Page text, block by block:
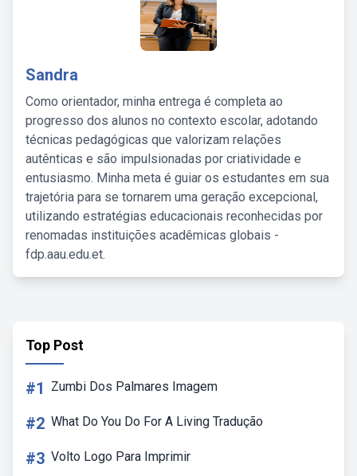
Sandra
Como orientador, minha entrega é completa ao
progresso dos alunos no contexto escolar, adotando
técnicas pedagógicas que valorizam relações
autênticas e são impulsionadas por criatividade e
entusiasmo. Minha meta é guiar os estudantes em sua
trajetória para se tornarem uma geração excepcional,
utilizando estratégias educacionais reconhecidas por
renomadas instituições acadêmicas globais -
fdp.aau.edu.et.
Top Post
#1 Zumbi Dos Palmares Imagem
#2 What Do You Do For A Living Tradução
#3 Volto Logo Para Imprimir